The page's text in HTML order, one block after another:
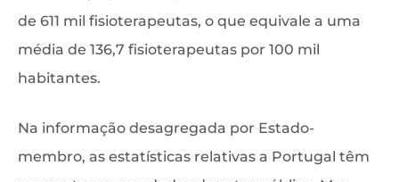
de 611 mil fisioterapeutas, o que equivale a uma
média de 136,7 fisioterapeutas por 100 mil
habitantes.
Na informação desagregada por Estado-
membro, as estatísticas relativas a Portugal têm